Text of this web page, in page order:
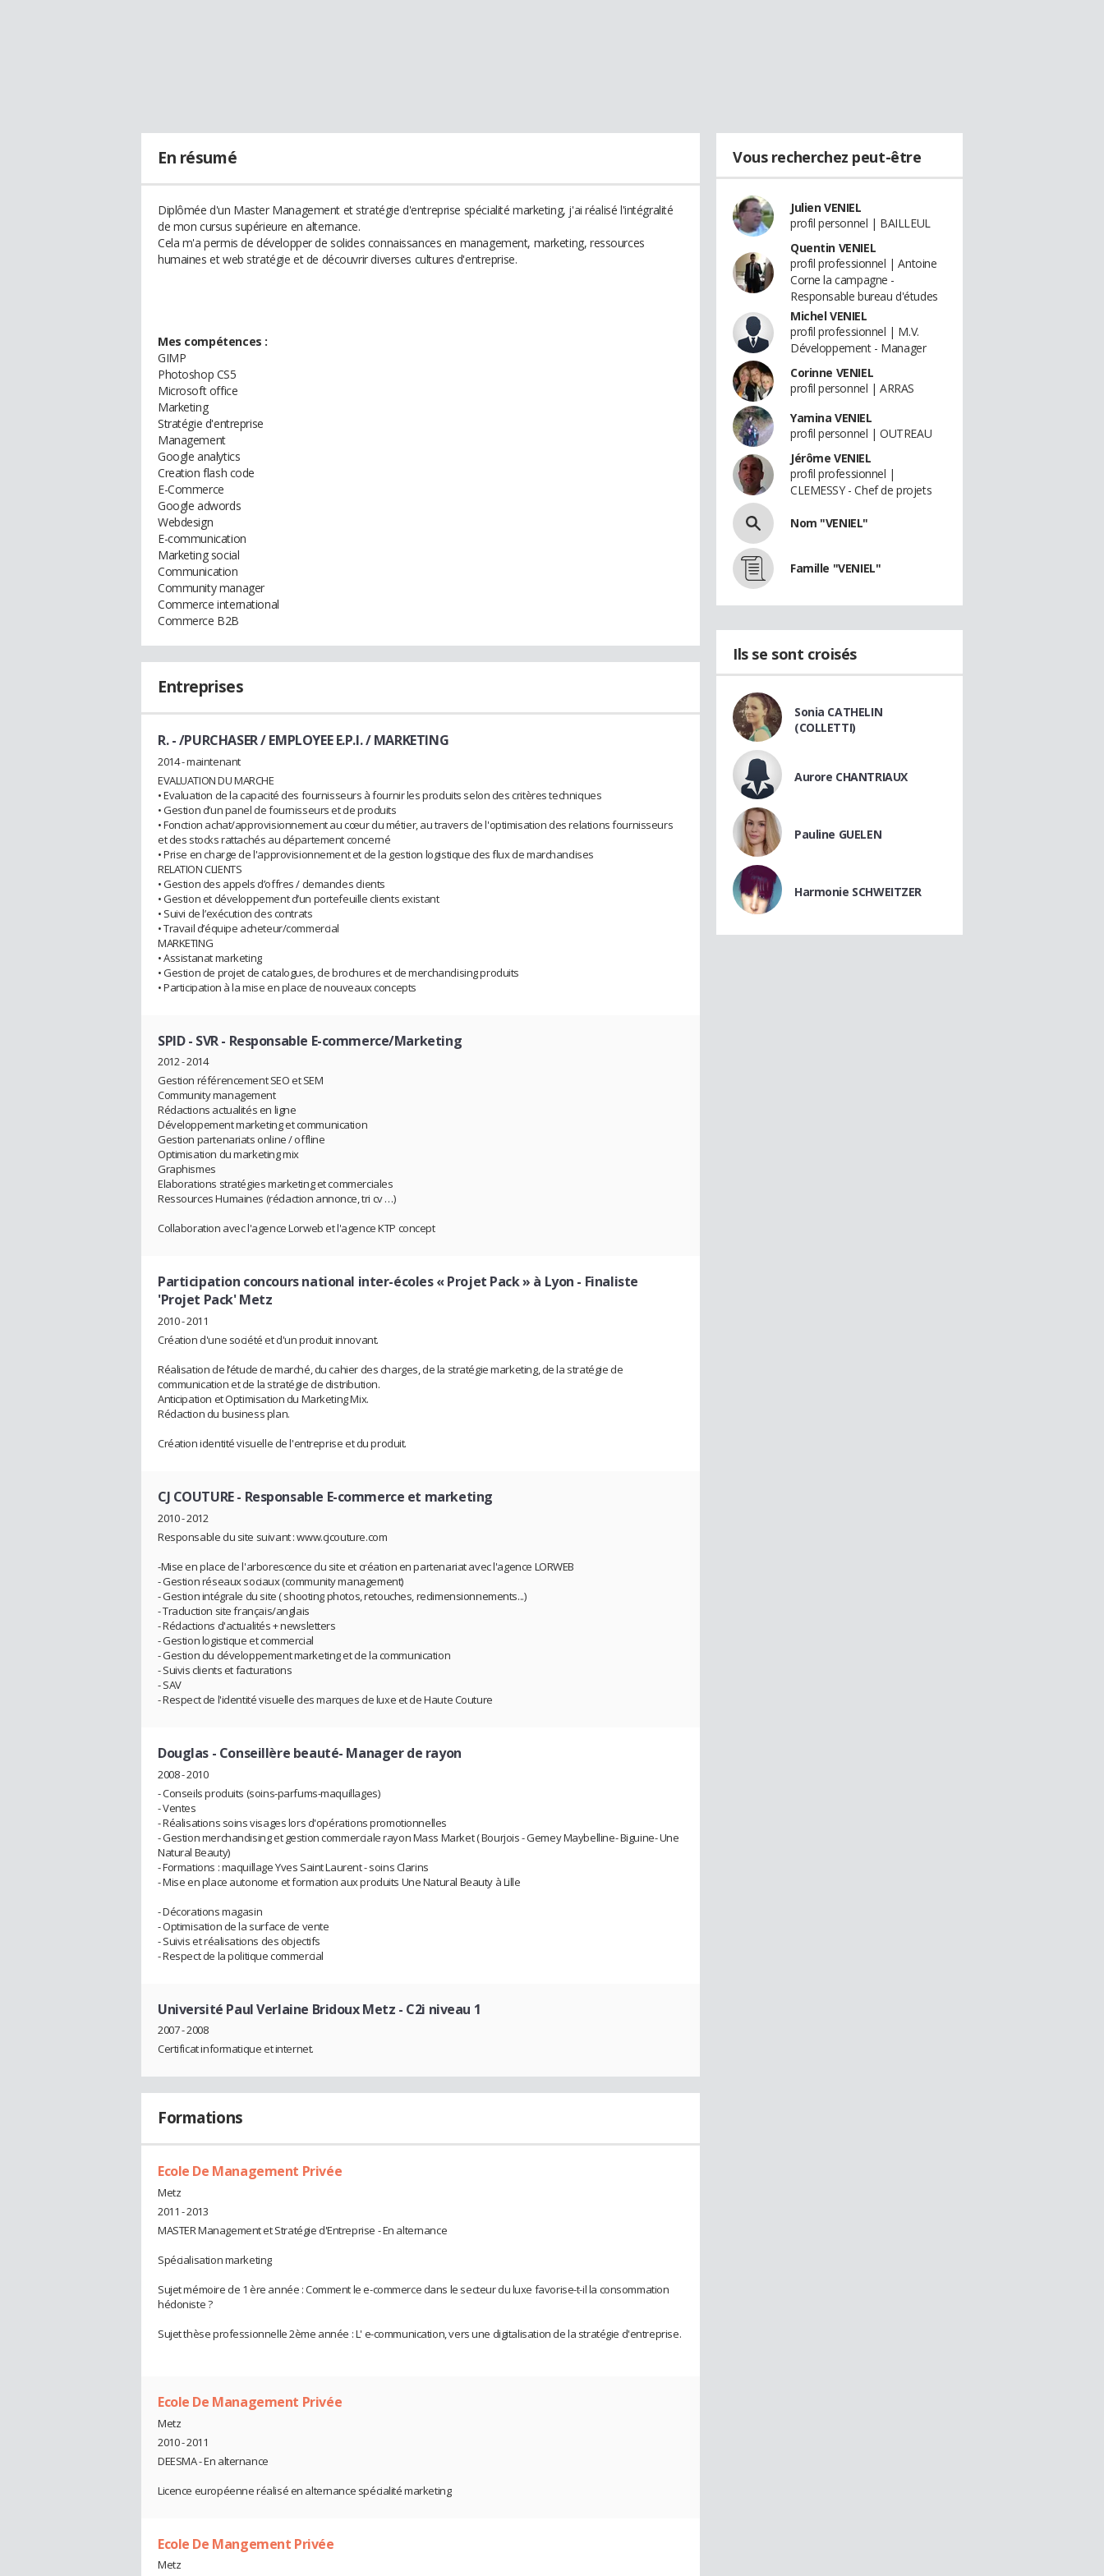
En résumé
Diplômée d'un Master Management et stratégie d'entreprise spécialité marketing, j'ai réalisé l'intégralité
de mon cursus supérieure en alternance.
Cela m'a permis de développer de solides connaissances en management, marketing, ressources
humaines et web stratégie et de découvrir diverses cultures d'entreprise.
Mes compétences :
GIMP
Photoshop CS5
Microsoft office
Marketing
Stratégie d'entreprise
Management
Google analytics
Creation flash code
E-Commerce
Google adwords
Webdesign
E-communication
Marketing social
Communication
Community manager
Commerce international
Commerce B2B
Entreprises
R.- /PURCHASER / EMPLOYEE E.P.I. / MARKETING
2014 - maintenant
EVALUATION DU MARCHE
• Evaluation de la capacité des fournisseurs à fournir les produits selon des critères techniques
• Gestion d’un panel de fournisseurs et de produits
• Fonction achat/approvisionnement au cœur du métier, au travers de l'optimisation des relations fournisseurs
et des stocks rattachés au département concerné
• Prise en charge de l'approvisionnement et de la gestion logistique des flux de marchandises
RELATION CLIENTS
• Gestion des appels d’offres / demandes clients
• Gestion et développement d’un portefeuille clients existant
• Suivi de l’exécution des contrats
• Travail d’équipe acheteur/commercial
MARKETING
• Assistanat marketing
• Gestion de projet de catalogues, de brochures et de merchandising produits
• Participation à la mise en place de nouveaux concepts
SPID - SVR- Responsable E-commerce/Marketing
2012 - 2014
Gestion référencement SEO et SEM
Community management
Rédactions actualités en ligne
Développement marketing et communication
Gestion partenariats online / offline
Optimisation du marketing mix
Graphismes
Elaborations stratégies marketing et commerciales
Ressources Humaines (rédaction annonce, tri cv …)
Collaboration avec l'agence Lorweb et l'agence KTP concept
Participation concours national inter-écoles « Projet Pack » à Lyon - Finaliste
'Projet Pack' Metz
2010 - 2011
Création d'une société et d'un produit innovant.
Réalisation de l’étude de marché, du cahier des charges, de la stratégie marketing, de la stratégie de
communication et de la stratégie de distribution.
Anticipation et Optimisation du Marketing Mix.
Rédaction du business plan.
Création identité visuelle de l'entreprise et du produit.
CJ COUTURE- Responsable E-commerce et marketing
2010 - 2012
Responsable du site suivant : www.cjcouture.com
-Mise en place de l'arborescence du site et création en partenariat avec l'agence LORWEB
- Gestion réseaux sociaux (community management)
- Gestion intégrale du site ( shooting photos, retouches, redimensionnements...)
- Traduction site français/anglais
- Rédactions d'actualités + newsletters
- Gestion logistique et commercial
- Gestion du développement marketing et de la communication
- Suivis clients et facturations
- SAV
- Respect de l'identité visuelle des marques de luxe et de Haute Couture
Douglas - Conseillère beauté- Manager de rayon
2008 - 2010
- Conseils produits (soins-parfums-maquillages)
- Ventes
- Réalisations soins visages lors d'opérations promotionnelles
- Gestion merchandising et gestion commerciale rayon Mass Market ( Bourjois - Gemey Maybelline- Biguine- Une
Natural Beauty)
- Formations : maquillage Yves Saint Laurent - soins Clarins
- Mise en place autonome et formation aux produits Une Natural Beauty à Lille
- Décorations magasin
- Optimisation de la surface de vente
- Suivis et réalisations des objectifs
- Respect de la politique commercial
Université Paul Verlaine Bridoux Metz - C2i niveau 1
2007 - 2008
Certificat informatique et internet.
Formations
Ecole De Management Privée
Metz
2011 - 2013
MASTER Management et Stratégie d'Entreprise - En alternance
Spécialisation marketing
Sujet mémoire de 1 ère année : Comment le e-commerce dans le secteur du luxe favorise-t-il la consommation
hédoniste ?
Sujet thèse professionnelle 2ème année : L' e-communication, vers une digitalisation de la stratégie d'entreprise.
Ecole De Management Privée
Metz
2010 - 2011
DEESMA - En alternance
Licence européenne réalisé en alternance spécialité marketing
Ecole De Mangement Privée
Metz
Vous recherchez peut-être
Julien VENIEL
profil personnel | BAILLEUL
Quentin VENIEL
profil professionnel | Antoine
Corne la campagne -
Responsable bureau d'études
Michel VENIEL
profil professionnel | M.V.
Développement - Manager
Corinne VENIEL
profil personnel | ARRAS
Yamina VENIEL
profil personnel | OUTREAU
Jérôme VENIEL
profil professionnel |
CLEMESSY - Chef de projets
Nom "VENIEL"
Famille "VENIEL"
Ils se sont croisés
Sonia CATHELIN
(COLLETTI)
Aurore CHANTRIAUX
Pauline GUELEN
Harmonie SCHWEITZER